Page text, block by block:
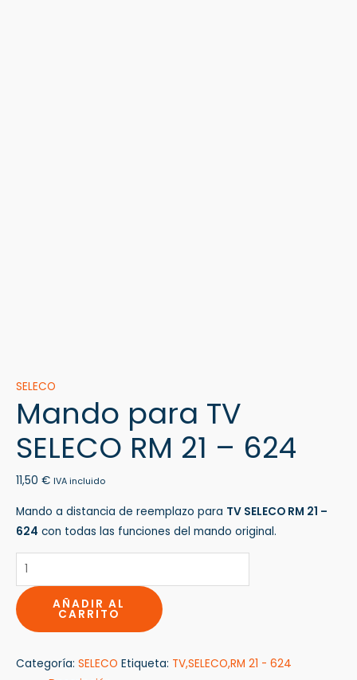
SELECO
Mando para TV
SELECO RM 21 – 624
11,50 € IVA incluido
Mando a distancia de reemplazo para TV SELECO RM 21 –
624 con todas las funciones del mando original.
AÑADIR AL
CARRITO
Categoría: SELECO Etiqueta: TV,SELECO,RM 21 - 624